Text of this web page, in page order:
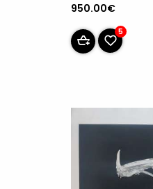
950.00€
5